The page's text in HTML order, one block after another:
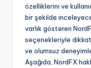
özelliklerini ve
bir şekilde
varlık gösteren
seçenekleriyle dikkat
ve olumsuz
Aşağıda, NordFX